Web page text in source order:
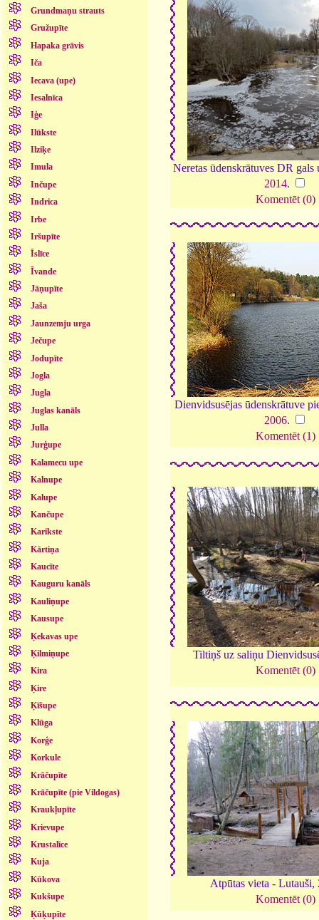
Grundmaņu strauts
Gružupīte
Hapaka grāvis
Iča
Iecava (upe)
Iesalnīca
Iģe
Ilūkste
Ilziķe
Imula
Inčupe
Indrica
Irbe
Iršupīte
Īslīce
Īvande
Jāņupīte
Jaša
Jaunzemju urga
Ječupe
Jodupīte
Jogla
Jugla
Juglas kanāls
Julla
Jurģupe
Kalamecu upe
Kalnupe
Kalupe
Kančupe
Karikste
Kārtiņa
Kaucīte
Kauguru kanāls
Kauliņupe
Kausupe
Ķekavas upe
Ķilmiņupe
Kira
Ķire
Ķīšupe
Klūga
Korģe
Korkule
Krāčupīte
Krāčupīte (pie Vildogas)
Kraukļupīte
Krievupe
Krustalīce
Kuja
Kūkova
Kukšupe
Ķūķupīte
Neretas ūdenskrātuves DR
2014.
Komentēt (0)
Dienvidsusējas ūdenskrātuve
2006.
Komentēt (1)
Tiltiņš uz saliņu
Komentēt (0)
Atpūtas vieta - Lutauši,
Komentēt (0)